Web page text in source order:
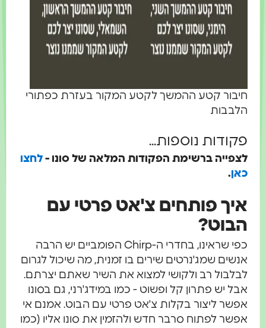
קטע ההמשך לקטע המקור בעזרת כפתורי
נוספות...
ברשימת הפקודות המלאה של סונו -לחצו
פותחים צ'אט פרטי עם
כפי שראינו, בחדרי ה-Chirp הפומביים יש הרבה
שמג'נרטים שירים בו זמנית, מה שיכול לגרום
רב ולקושי למצוא את השיר שאתם יצרתם.
יש פתרון קל ופשוט - כמו במידג'רני, גם בסונו
ליצור בקלות צ'אט פרטי עם הבוט. אמנם אי
לפתוח סרבר חדש ולהזמין את סונו אליו (כמו